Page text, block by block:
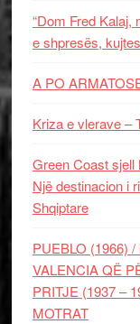
“Dom Fred Kalaj,
e shpresës,
A PO
Kriza e vlerave –
Green Coast
Një destinacion i
Shqiptare
PUEBLO (1966)
VALENCIA QË
PRITJE (1937 –
MOTRAT